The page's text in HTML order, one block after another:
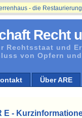
Recht
Rechtsstaat und
von Opfern
Über ARE
- die Restaurierung
E -